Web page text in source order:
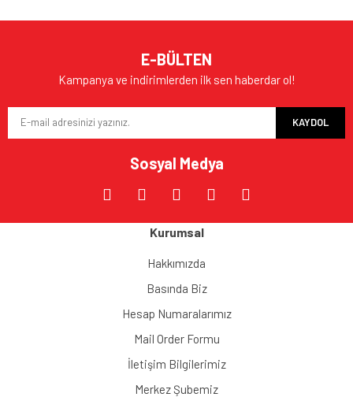
E-BÜLTEN
Kampanya ve indirimlerden ilk sen haberdar ol!
KAYDOL
Sosyal Medya
Kurumsal
Hakkımızda
Basında Biz
Hesap Numaralarımız
Mail Order Formu
İletişim Bilgilerimiz
Merkez Şubemiz